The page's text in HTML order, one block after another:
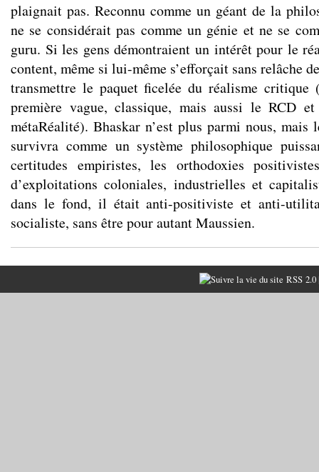
plaignait pas. Reconnu comme un géant de la
ne se considérait pas comme un génie et ne se
guru. Si les gens démontraient un intérêt pour le
content, même si lui-même s’efforçait sans relâche de
transmettre le paquet ficelée du réalisme critique
première vague, classique, mais aussi le RCD
métaRéalité). Bhaskar n’est plus parmi nous,
survivra comme un système philosophique
certitudes empiristes, les orthodoxies
d’exploitations coloniales, industrielles et
dans le fond, il était anti-positiviste et anti-
socialiste, sans être pour autant Maussien.
RSS 2.0